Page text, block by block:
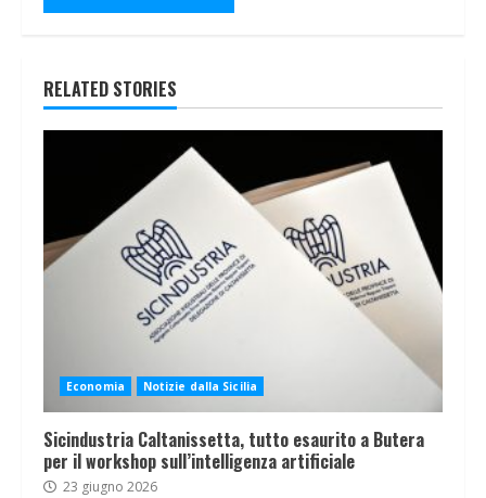
RELATED STORIES
Economia Notizie dalla Sicilia
Sicindustria Caltanissetta, tutto esaurito a Butera
per il workshop sull’intelligenza artificiale
23 giugno 2026